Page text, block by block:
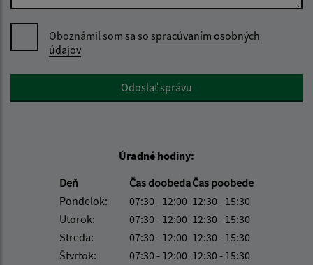
Oboznámil som sa so spracúvaním osobných
údajov
Google reCaptcha ResponseOdoslať správu
Úradné hodiny:
Deň
Čas doobedaČas poobede
Pondelok:
07:30 - 12:00 12:30 - 15:30
Utorok:
07:30 - 12:00 12:30 - 15:30
Streda:
07:30 - 12:00 12:30 - 15:30
Štvrtok:
07:30 - 12:00 12:30 - 15:30